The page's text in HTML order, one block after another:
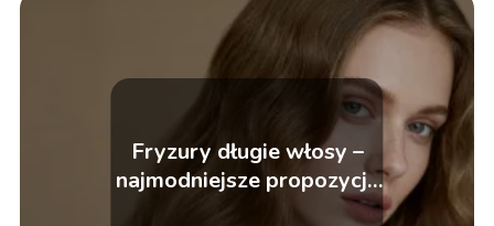
Fryzury długie włosy –
najmodniejsze propozycje
i inspiracje